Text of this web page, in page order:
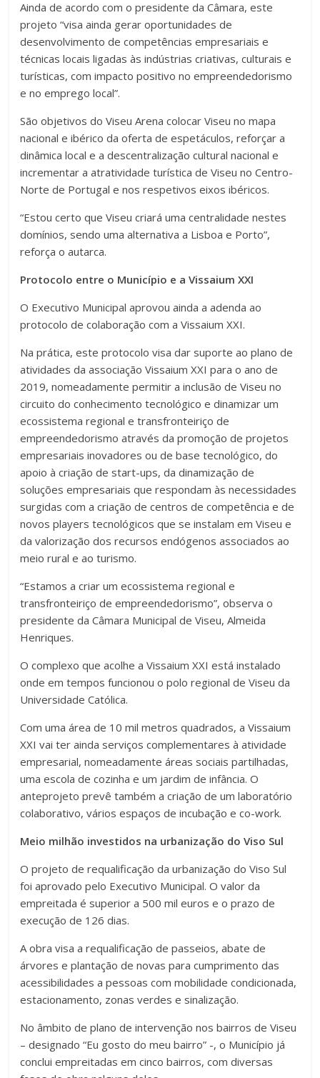
Ainda de acordo com o presidente da Câmara, este
projeto “visa ainda gerar oportunidades de
desenvolvimento de competências empresariais e
técnicas locais ligadas às indústrias criativas, culturais e
turísticas, com impacto positivo no empreendedorismo
e no emprego local”.
São objetivos do Viseu Arena colocar Viseu no mapa
nacional e ibérico da oferta de espetáculos, reforçar a
dinâmica local e a descentralização cultural nacional e
incrementar a atratividade turística de Viseu no Centro-
Norte de Portugal e nos respetivos eixos ibéricos.
“Estou certo que Viseu criará uma centralidade nestes
domínios, sendo uma alternativa a Lisboa e Porto”,
reforça o autarca.
Protocolo entre o Município e a Vissaium XXI
O Executivo Municipal aprovou ainda a adenda ao
protocolo de colaboração com a Vissaium XXI.
Na prática, este protocolo visa dar suporte ao plano de
atividades da associação Vissaium XXI para o ano de
2019, nomeadamente permitir a inclusão de Viseu no
circuito do conhecimento tecnológico e dinamizar um
ecossistema regional e transfronteiriço de
empreendedorismo através da promoção de projetos
empresariais inovadores ou de base tecnológico, do
apoio à criação de start-ups, da dinamização de
soluções empresariais que respondam às necessidades
surgidas com a criação de centros de competência e de
novos players tecnológicos que se instalam em Viseu e
da valorização dos recursos endógenos associados ao
meio rural e ao turismo.
“Estamos a criar um ecossistema regional e
transfronteiriço de empreendedorismo”, observa o
presidente da Câmara Municipal de Viseu, Almeida
Henriques.
O complexo que acolhe a Vissaium XXI está instalado
onde em tempos funcionou o polo regional de Viseu da
Universidade Católica.
Com uma área de 10 mil metros quadrados, a Vissaium
XXI vai ter ainda serviços complementares à atividade
empresarial, nomeadamente áreas sociais partilhadas,
uma escola de cozinha e um jardim de infância. O
anteprojeto prevê também a criação de um laboratório
colaborativo, vários espaços de incubação e co-work.
Meio milhão investidos na urbanização do Viso Sul
O projeto de requalificação da urbanização do Viso Sul
foi aprovado pelo Executivo Municipal. O valor da
empreitada é superior a 500 mil euros e o prazo de
execução de 126 dias.
A obra visa a requalificação de passeios, abate de
árvores e plantação de novas para cumprimento das
acessibilidades a pessoas com mobilidade condicionada,
estacionamento, zonas verdes e sinalização.
No âmbito de plano de intervenção nos bairros de Viseu
– designado “Eu gosto do meu bairro” -, o Município já
conclui empreitadas em cinco bairros, com diversas